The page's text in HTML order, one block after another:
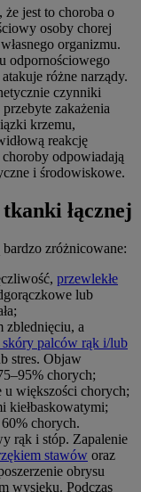
jest to choroba o
osoby chorej
organizmu.
odpornościowego
różne narządy.
czynniki
zakażenia
krzemu,
reakcję
odpowiadają
i środowiskowe.
łącznej
zróżnicowane:
przewlekłe
lub
zblednięciu, a
palców rąk i/lub
stres. Objaw
chorych;
u większości chorych;
kiełbaskowatymi;
chorych.
rąk i stóp. Zapalenie
stawów oraz
obrysu
wysięku. Podczas